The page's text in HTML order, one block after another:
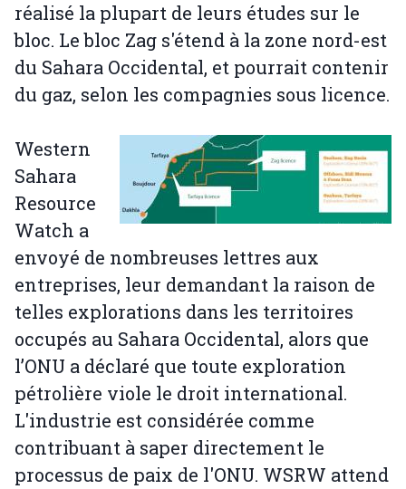
réalisé la plupart de leurs études sur le
bloc. Le bloc Zag s'étend à la zone nord-est
du Sahara Occidental, et pourrait contenir
du gaz, selon les compagnies sous licence.
Western
Sahara
Resource
Watch a
envoyé de nombreuses lettres aux
entreprises, leur demandant la raison de
telles explorations dans les territoires
occupés au Sahara Occidental, alors que
l’ONU a déclaré que toute exploration
pétrolière viole le droit international.
L'industrie est considérée comme
contribuant à saper directement le
processus de paix de l'ONU. WSRW attend